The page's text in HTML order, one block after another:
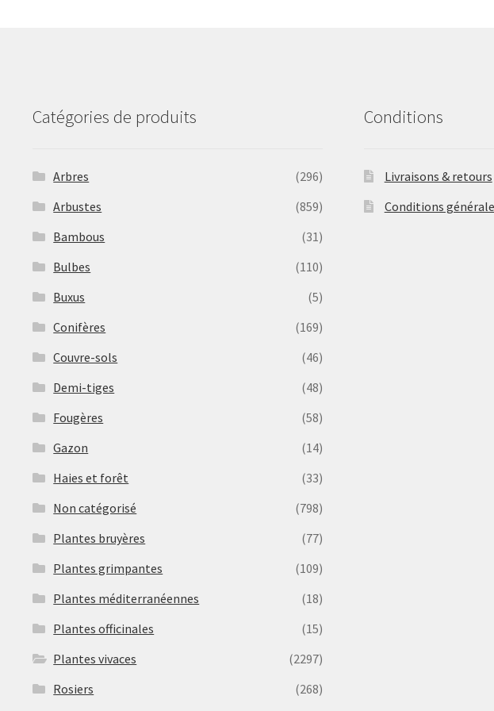
page
page
Catégories de produits
Arbres
(296)
Arbustes
(859)
Bambous
(31)
Bulbes
(110)
Buxus
(5)
Conifères
(169)
Couvre-sols
(46)
Demi-tiges
(48)
Fougères
(58)
Gazon
(14)
Haies et forêt
(33)
Non catégorisé
(798)
Plantes bruyères
(77)
Plantes grimpantes
(109)
Plantes méditerranéennes
(18)
Plantes officinales
(15)
Plantes vivaces
(2297)
Rosiers
(268)
Conditions
Livraisons & retours
Conditions